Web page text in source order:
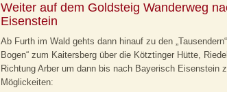
Weiter auf dem Goldsteig Wanderweg
Eisenstein
Ab Furth im Wald gehts dann hinauf zu den
Bogen“ zum Kaitersberg über die Kötztinger Hütte,
Richtung Arber um dann bis nach Bayerisch Eisenstein
Möglickeiten: